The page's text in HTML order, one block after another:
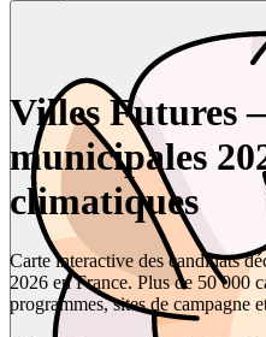
Villes Futures
municipales
climatiques
Carte interactive des candidats
2026 en France. Plus de 50 000
programmes, sites de campagne